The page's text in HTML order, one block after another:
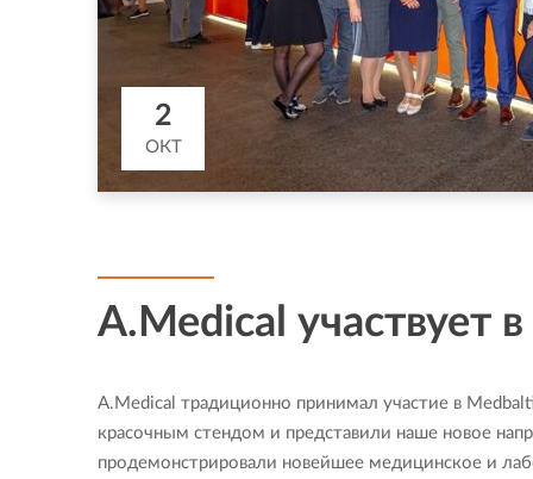
2
ОКТ
A.Medical участвует
A.Medical традиционно принимал участие в
красочным стендом и представили наше новое
продемонстрировали новейшее медицинское и